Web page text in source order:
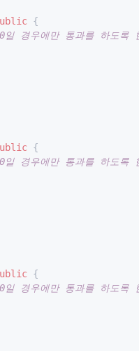
{
경우에만 통과를 하도록
{
경우에만 통과를 하도록
{
경우에만 통과를 하도록